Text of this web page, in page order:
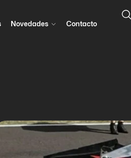
Novedades Contacto